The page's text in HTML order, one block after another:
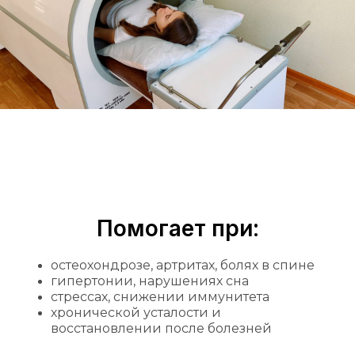
Помогает при:
остеохондрозе, артритах, болях в спине
гипертонии, нарушениях сна
стрессах, снижении иммунитета
хронической усталости и
восстановлении после болезней